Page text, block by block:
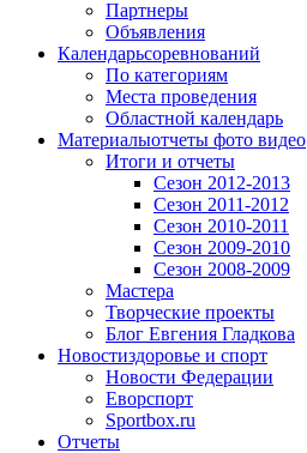
Партнеры
Объявления
Календарьсоревнований
По категориям
Места проведения
Областной календарь
Материалыотчеты фото видео
Итоги и отчеты
Сезон 2012-2013
Сезон 2011-2012
Сезон 2010-2011
Сезон 2009-2010
Сезон 2008-2009
Мастера
Творческие проекты
Блог Евгения Гладкова
Новостиздоровье и спорт
Новости Федерации
Еворспорт
Sportbox.ru
Отчеты